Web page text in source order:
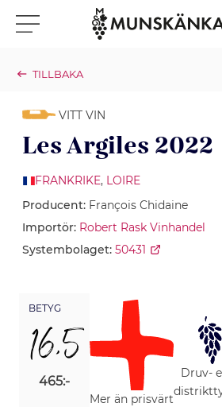
Klicka för meny
TILLBAKA
VITT VIN
Les Argiles 2022
FRANKRIKE, LOIRE
Producent: François Chidaine
Importör: Robert Rask Vinhandel
Systembolaget: 50431
BETYG
16,5
465:-
Mer än prisvärt
Druv-